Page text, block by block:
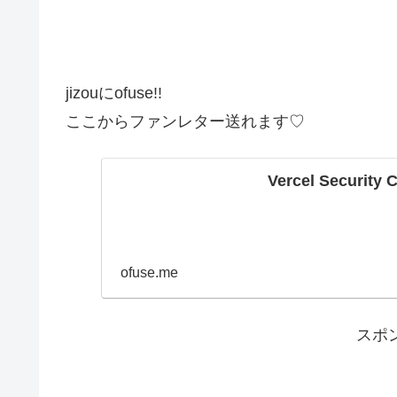
jizouにofuse!!
ここからファンレター送れます♡
Vercel Security
ofuse.me
スポ